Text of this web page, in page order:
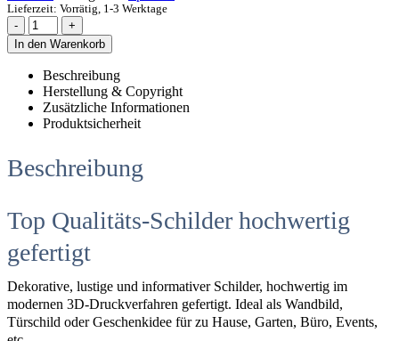
Lieferzeit: Vorrätig, 1-3 Werktage
-
+
In den Warenkorb
Beschreibung
Herstellung & Copyright
Zusätzliche Informationen
Produktsicherheit
Beschreibung
Top Qualitäts-Schilder hochwertig
gefertigt
Dekorative, lustige und informativer Schilder, hochwertig im
modernen 3D-Druckverfahren gefertigt. Ideal als Wandbild,
Türschild oder Geschenkidee für zu Hause, Garten, Büro, Events,